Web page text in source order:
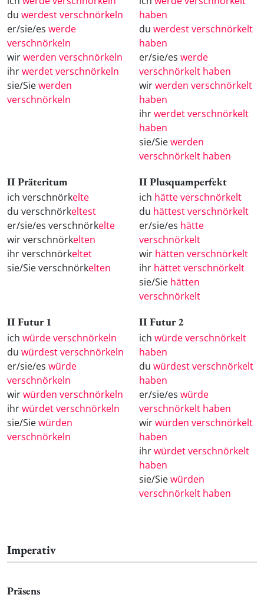
du werdest verschnörkeln
er/sie/es werde
verschnörkeln
wirwerden verschnörkeln
ihrwerdet verschnörkeln
sie/Siewerden
verschnörkeln
haben
du werdest verschnörkelt
haben
er/sie/es werde
verschnörkelt haben
wirwerden verschnörkelt
haben
ihrwerdet verschnörkelt
haben
sie/Siewerden
verschnörkelt haben
II Präteritum
ich verschnörkelte
du verschnörkeltest
er/sie/es verschnörkelte
wir verschnörkelten
ihr verschnörkeltet
sie/Sie verschnörkelten
II Plusquamperfekt
ich hätte verschnörkelt
du hättest verschnörkelt
er/sie/es hätte
verschnörkelt
wir hätten verschnörkelt
ihr hättet verschnörkelt
sie/Sie hätten
verschnörkelt
II Futur 1
ich würde verschnörkeln
du würdest verschnörkeln
er/sie/es würde
verschnörkeln
wirwürden verschnörkeln
ihrwürdet verschnörkeln
sie/Siewürden
verschnörkeln
II Futur 2
ich würde verschnörkelt
haben
du würdest verschnörkelt
haben
er/sie/es würde
verschnörkelt haben
wirwürden verschnörkelt
haben
ihrwürdet verschnörkelt
haben
sie/Siewürden
verschnörkelt haben
Imperativ
Präsens